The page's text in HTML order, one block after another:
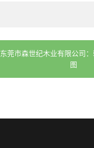
东莞市森世纪木业有限公司
图